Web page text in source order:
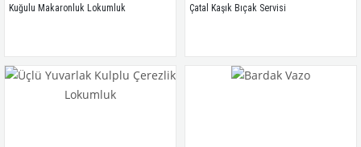
Kuğulu Makaronluk Lokumluk Çatal Kaşık Bıçak Servisi